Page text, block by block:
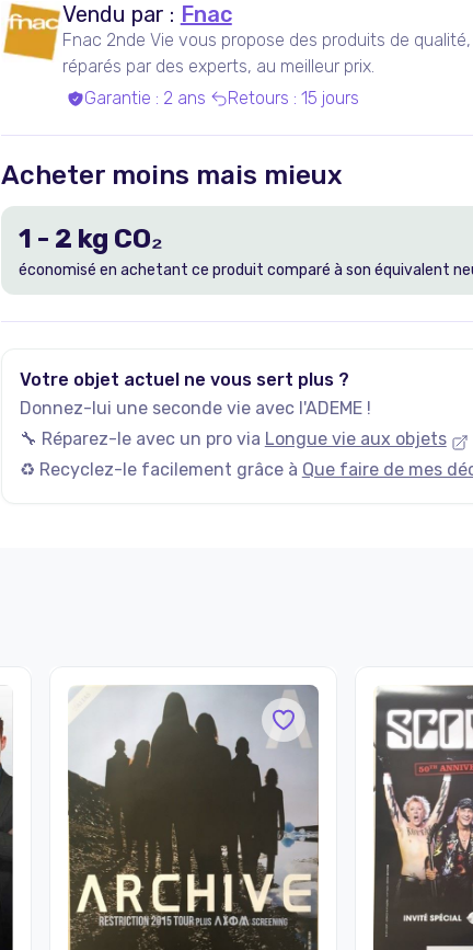
Vendu par : Fnac
Fnac 2nde Vie vous propose des produits de
réparés par des experts, au meilleur prix.
Garantie : 2 ans Retours : 15 jours
Acheter moins mais mieux
1 - 2 kg CO₂
économisé en achetant ce produit comparé à son équivalent
Votre objet actuel ne vous sert plus ?
Donnez-lui une seconde vie avec l'ADEME !
🔧 Réparez-le avec un pro via Longue vie aux objets
♻️ Recyclez-le facilement grâce à Que faire de mes